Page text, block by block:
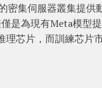
密集伺服器叢集提供
是為現有Meta模型提
芯片，而訓練芯片